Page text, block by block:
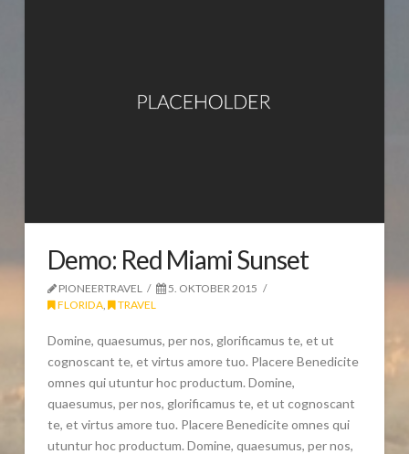
Demo: Red Miami Sunset
PIONEERTRAVEL
5. OKTOBER 2015
FLORIDA, TRAVEL
Domine, quaesumus, per nos, glorificamus te, et ut
cognoscant te, et virtus amore tuo. Placere Benedicite
omnes qui utuntur hoc productum. Domine,
quaesumus, per nos, glorificamus te, et ut cognoscant
te, et virtus amore tuo. Placere Benedicite omnes qui
utuntur hoc productum. Domine, quaesumus, per nos,